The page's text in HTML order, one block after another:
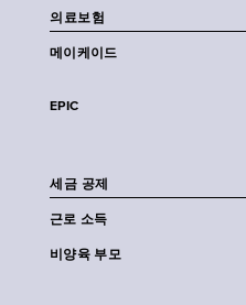
의료보험
메이케이드
EPIC
세금 공제
근로 소득
비양육 부모